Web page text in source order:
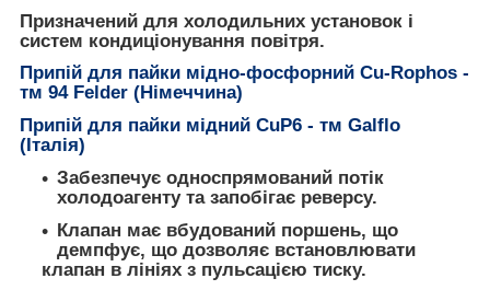
Призначений для холодильних установок і
систем кондиціонування повітря.
Припій для пайки мідно-фосфорний Cu-Rophos -
тм 94 Felder (Німеччина)
Припій для пайки мідний CuP6 - тм Galflo
(Італія)
Забезпечує односпрямований потік
холодоагенту та запобігає реверсу.
Клапан має вбудований поршень, що
демпфує, що дозволяє встановлювати
клапан в лініях з пульсацією тиску.